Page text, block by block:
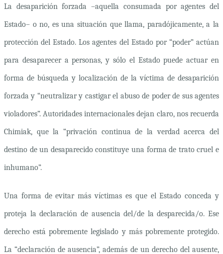
La desaparición forzada –aquella consumada por agentes del
Estado– o no, es una situación que llama, paradójicamente, a la
protección del Estado. Los agentes del Estado por “poder” actúan
para desaparecer a personas, y sólo el Estado puede actuar en
forma de búsqueda y localización de la víctima de desaparición
forzada y “neutralizar y castigar el abuso de poder de sus agentes
violadores”. Autoridades internacionales dejan claro, nos recuerda
Chimiak, que la “privación continua de la verdad acerca del
destino de un desaparecido constituye una forma de trato cruel e
inhumano”.
Una forma de evitar más víctimas es que el Estado conceda y
proteja la declaración de ausencia del/de la desparecida/o. Ese
derecho está pobremente legislado y más pobremente protegido.
La “declaración de ausencia”, además de un derecho del ausente,